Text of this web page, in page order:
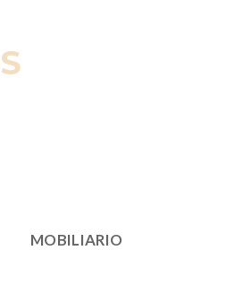
MOBILIARIO